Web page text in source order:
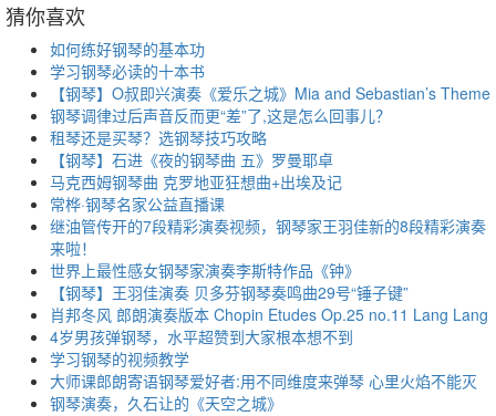
猜你喜欢
如何练好钢琴的基本功
学习钢琴必读的十本书
【钢琴】O叔即兴演奏《爱乐之城》Mia and Sebastian’s Theme
钢琴调律过后声音反而更“差”了,这是怎么回事儿？
租琴还是买琴？选钢琴技巧攻略
【钢琴】石进《夜的钢琴曲 五》罗曼耶卓
马克西姆钢琴曲 克罗地亚狂想曲+出埃及记
常桦·钢琴名家公益直播课
继油管传开的7段精彩演奏视频，钢琴家王羽佳新的8段精彩演奏
来啦！
世界上最性感女钢琴家演奏李斯特作品《钟》
【钢琴】王羽佳演奏 贝多芬钢琴奏鸣曲29号“锤子键”
肖邦冬风 郎朗演奏版本 Chopin Etudes Op.25 no.11 Lang Lang
4岁男孩弹钢琴，水平超赞到大家根本想不到
学习钢琴的视频教学
大师课郎朗寄语钢琴爱好者:用不同维度来弹琴 心里火焰不能灭
钢琴演奏，久石让的《天空之城》